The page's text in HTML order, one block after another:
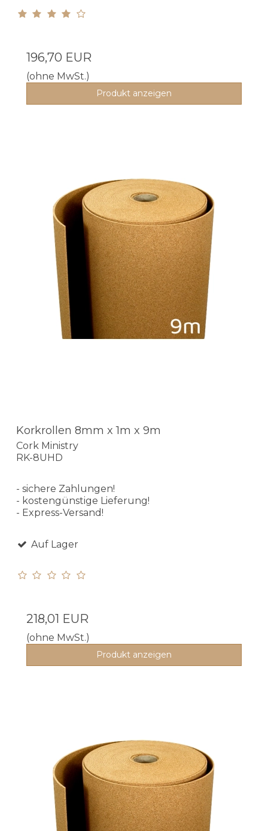
196,70 EUR
(ohne MwSt.)
Produkt anzeigen
Korkrollen 8mm x 1m x 9m
Cork Ministry
RK-8UHD
- sichere Zahlungen!
- kostengünstige Lieferung!
- Express-Versand!
Auf Lager
218,01 EUR
(ohne MwSt.)
Produkt anzeigen